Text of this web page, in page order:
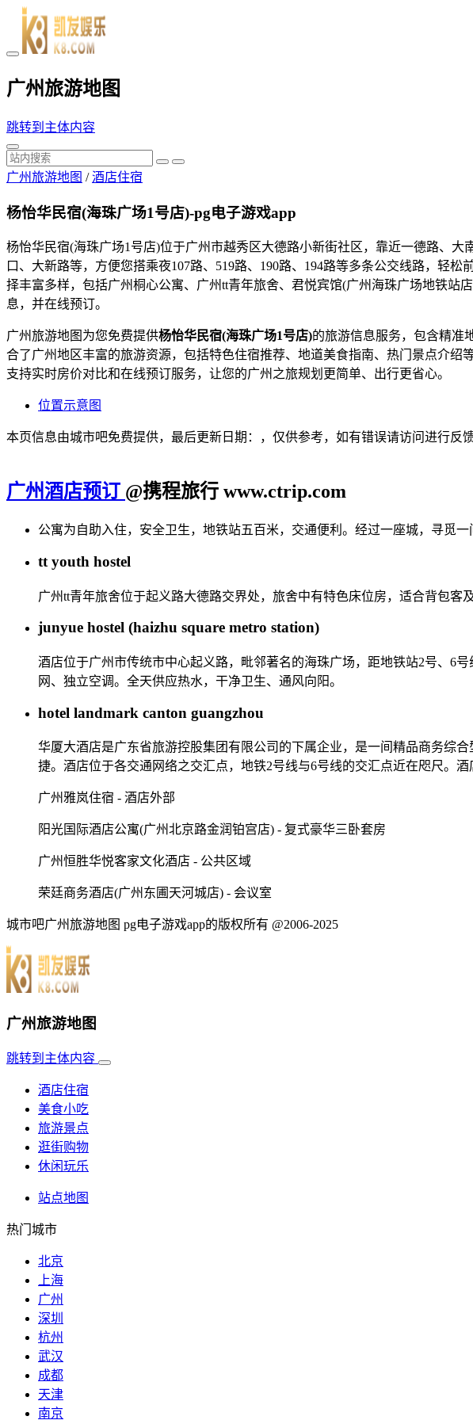
广州旅游地图
跳转到主体内容
广州旅游地图 /酒店住宿
杨怡华民宿(海珠广场1号店)-pg电子游戏app
杨怡华民宿(海珠广场1号店)位于广州市越秀区大德路小新街社区，靠近一德路、
口、大新路等，方便您搭乘夜107路、519路、190路、194路等多条公交线路，轻
择丰富多样，包括广州桐心公寓、广州tt青年旅舍、君悦宾馆(广州海珠广场地铁站
息，并在线预订。
广州旅游地图为您免费提供杨怡华民宿(海珠广场1号店)的旅游信息服务，包含精准
合了广州地区丰富的旅游资源，包括特色住宿推荐、地道美食指南、热门景点介绍
支持实时房价对比和在线预订服务，让您的广州之旅规划更简单、出行更省心。
位置示意图
本页信息由城市吧免费提供，最后更新日期：，仅供参考，如有错误请访问进行反馈
广州酒店预订 @携程旅行 www.ctrip.com
公寓为自助入住，安全卫生，地铁站五百米，交通便利。经过一座城，寻觅
tt youth hostel
广州tt青年旅舍位于起义路大德路交界处，旅舍中有特色床位房，适合背包客
junyue hostel (haizhu square metro station)
酒店位于广州市传统市中心起义路，毗邻著名的海珠广场，距地铁站2号、6
网、独立空调。全天供应热水，干净卫生、通风向阳。
hotel landmark canton guangzhou
华厦大酒店是广东省旅游控股集团有限公司的下属企业，是一间精品商务综
捷。酒店位于各交通网络之交汇点，地铁2号线与6号线的交汇点近在咫尺。
广州雅岚住宿 - 酒店外部
阳光国际酒店公寓(广州北京路金润铂宫店) - 复式豪华三卧套房
广州恒胜华悦客家文化酒店 - 公共区域
荣廷商务酒店(广州东圃天河城店) - 会议室
城市吧广州旅游地图 pg电子游戏app的版权所有 @2006-2025
广州旅游地图
跳转到主体内容
酒店住宿
美食小吃
旅游景点
逛街购物
休闲玩乐
站点地图
热门城市
北京
上海
广州
深圳
杭州
武汉
成都
天津
南京